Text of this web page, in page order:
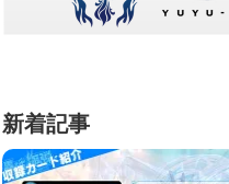
新着記事